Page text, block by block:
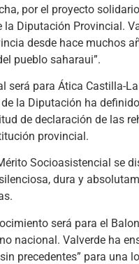
por el proyecto
Diputación Provincial.
desde hace muchos
pueblo saharaui”.
será para Ática Castilla-
la Diputación ha
de declaración de las
provincial.
Socioasistencial se
dura y
será para el
nacional. Valverde ha
precedentes” para una